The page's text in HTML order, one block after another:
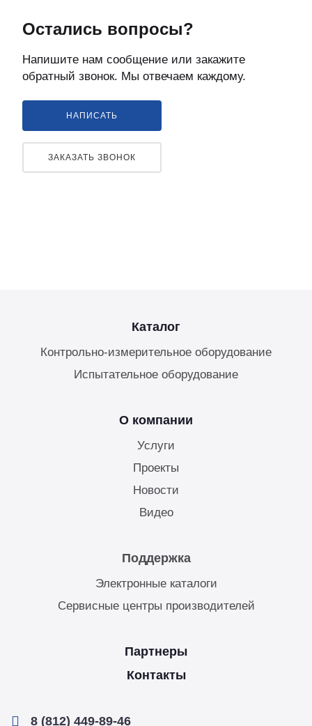
Остались вопросы?
Напишите нам сообщение или закажите
обратный звонок. Мы отвечаем каждому.
НАПИСАТЬ
ЗАКАЗАТЬ ЗВОНОК
Каталог
Контрольно-измерительное оборудование
Испытательное оборудование
О компании
Услуги
Проекты
Новости
Видео
Поддержка
Электронные каталоги
Сервисные центры производителей
Партнеры
Контакты
8 (812) 449-89-46